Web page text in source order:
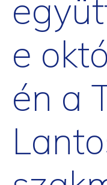
e
én a